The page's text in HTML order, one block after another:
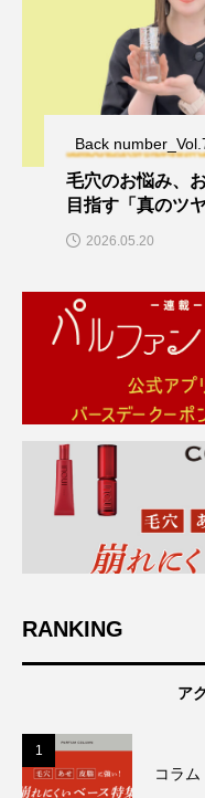
Back
毛穴のお悩み、
目指す「真のツ
2026.05.20
RANKING
ア
1
コラム